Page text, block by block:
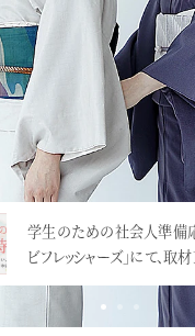
生のための社会人準備応援サ
レッシャーズ」にて、取材頂き
小学校の卒業式での袴、増
震災直後にとても流行った